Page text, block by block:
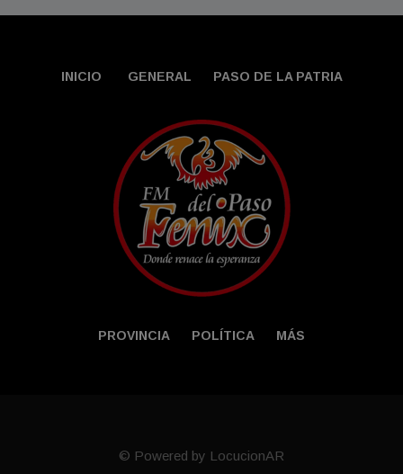
INICIO GENERAL PASO DE LA PATRIA
PROVINCIA POLÍTICA MÁS
© Powered by LocucionAR